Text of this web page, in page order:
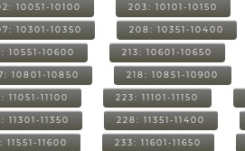
10051-10100 203: 10101-10150
10301-10350 208: 10351-10400
10551-10600 213: 10601-10650
10801-10850 218: 10851-10900
11051-11100 223: 11101-11150
11301-11350 228: 11351-11400
11551-11600 233: 11601-11650